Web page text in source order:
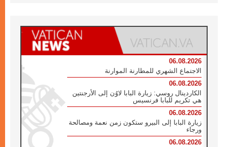
06.08.2026
الاجتماع الشهري للمطارنة الموارنة
06.08.2026
الكاردينال روسي: زيارة البابا لاوُن إلى الأرجنتين
هي تكريم للبابا فرنسيس
06.08.2026
زيارة البابا إلى البيرو ستكون زمن نعمة ومصالحة
ورجاء
06.08.2026